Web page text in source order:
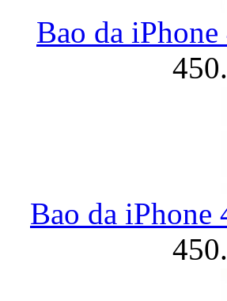
Bao da
Bao da iPhone